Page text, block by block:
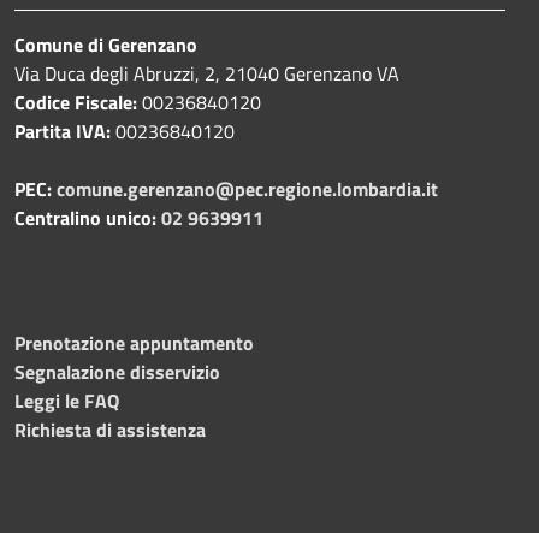
Comune di Gerenzano
Via Duca degli Abruzzi, 2, 21040 Gerenzano VA
Codice Fiscale:00236840120
Partita IVA:00236840120
PEC:comune.gerenzano@pec.regione.lombardia.it
Centralino unico:02 9639911
Prenotazione appuntamento
Segnalazione disservizio
Leggi le FAQ
Richiesta di assistenza